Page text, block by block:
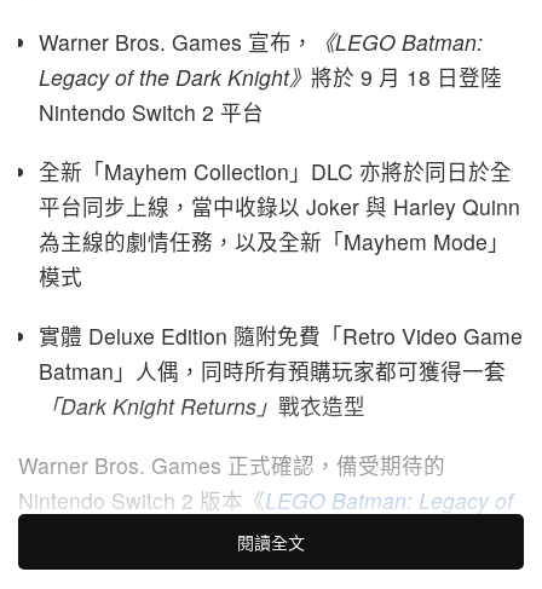
Warner Bros. Games 宣布，
《LEGO Batman:
Legacy of the Dark Knight》 將於 9 月 18 日登陸
Nintendo Switch 2 平台
全新「Mayhem Collection」DLC 亦將於同日於全
平台同步上線，當中收錄以 Joker 與 Harley Quinn
為主線的劇情任務，以及全新「Mayhem Mode」
模式
實體 Deluxe Edition 隨附免費「Retro Video Game
Batman」人偶，同時所有預購玩家都可獲得一套
「Dark Knight Returns」 戰衣造型
Warner Bros. Games 正式確認，備受期待的
Nintendo Switch 2 版本《LEGO Batman: Legacy of
》將於 9 月 18 日推出。早前在首波
多平台發售時未能參與的玩家，終於可以親身體驗此
閱讀全文